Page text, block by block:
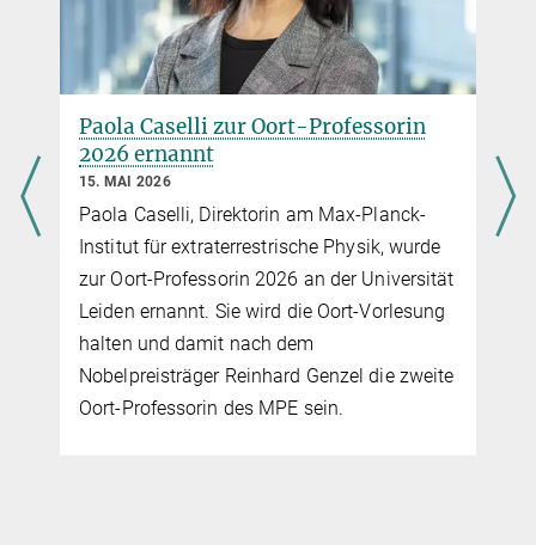
Paola Caselli zur Oort-Professorin
2026 ernannt
15. MAI 2026
Paola Caselli, Direktorin am Max-Planck-
Institut für extraterrestrische Physik, wurde
zur Oort-Professorin 2026 an der Universität
Leiden ernannt. Sie wird die Oort-Vorlesung
halten und damit nach dem
Nobelpreisträger Reinhard Genzel die zweite
Oort-Professorin des MPE sein.